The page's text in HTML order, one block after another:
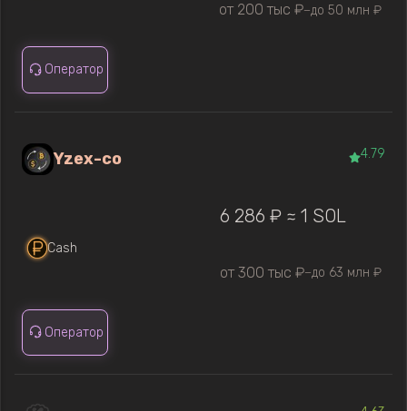
от 200 тыс ₽—до 50 млн ₽
Оператор
Yzex-co 4.79
Cash
6 286 ₽ ≈ 1 SOL
от 300 тыс ₽—до 63 млн ₽
Оператор